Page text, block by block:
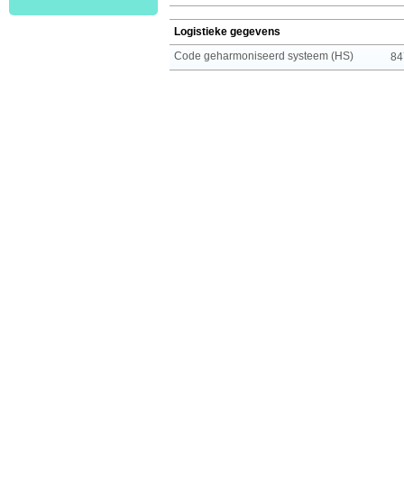
Logistieke gegevens
Code geharmoniseerd systeem (HS)